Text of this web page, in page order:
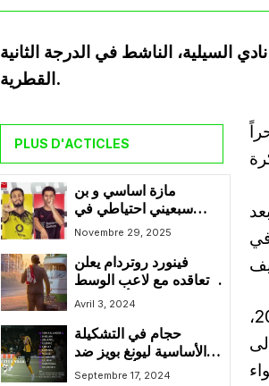
السيلية، الناشط في الدرجة الثانية
القطرية.
PLUS D'ACTICLES
مازة اساسي و بن
سبعيني احتياطي في
موقعة ليفركوزن
Novembre 29, 2025
فينورد روتردام يعلن
تعاقده مع لاعب الوسط
الجزائري أنيس حاج
Avril 3, 2024
حجام في التشكيلة
الأساسية ليونغ بويز ضد
أستون فيلا
Septembre 17, 2024
وأشارت إلى أن بن يطو وقّع عقداً يمتد حتى صيف 2026،